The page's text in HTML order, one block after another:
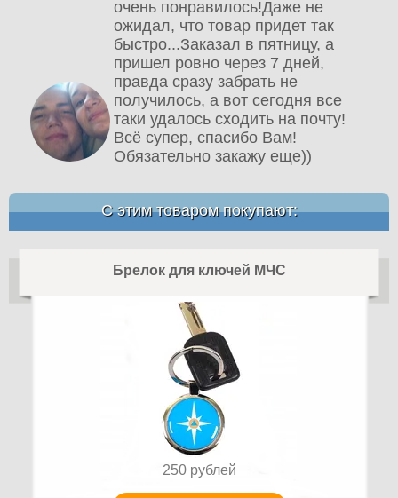
очень понравилось!Даже не
ожидал, что товар придет так
быстро...Заказал в пятницу, а
пришел ровно через 7 дней,
правда сразу забрать не
получилось, а вот сегодня все
таки удалось сходить на почту!
Всё супер, спасибо Вам!
Обязательно закажу еще))
С этим товаром покупают:
Брелок для ключей МЧС
250 рублей